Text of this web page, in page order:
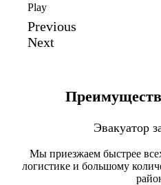
Play
Previous
Next
Эвакуатор
Мы приезжаем быстрее
логистике и большому